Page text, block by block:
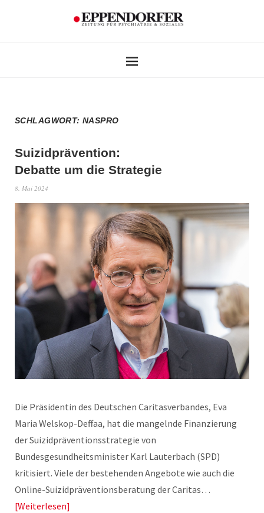
SCHLAGWORT:NASPRO
Suizidprävention:
Debatte um die Strategie
8. Mai 2024
Die Präsidentin des Deutschen Caritasverbandes, Eva
Maria Welskop-Deffaa, hat die mangelnde Finanzierung
der Suizidpräventionsstrategie von
Bundesgesundheitsminister Karl Lauterbach (SPD)
kritisiert. Viele der bestehenden Angebote wie auch die
Online-Suizidpräventionsberatung der Caritas…
Weiterlesen